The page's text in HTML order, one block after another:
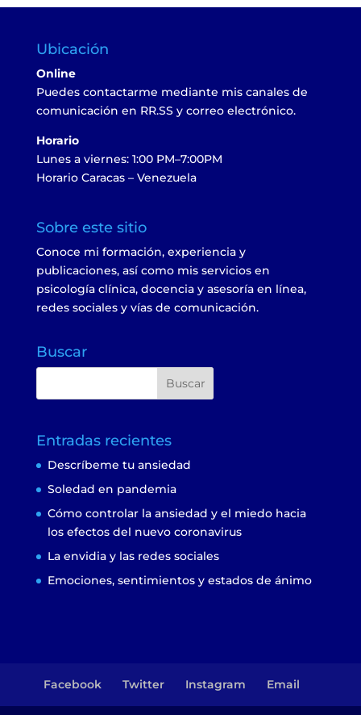
Ubicación
Online
Puedes contactarme mediante mis canales de
comunicación en RR.SS y correo electrónico.
Horario
Lunes a viernes: 1:00 PM–7:00PM
Horario Caracas – Venezuela
Sobre este sitio
Conoce mi formación, experiencia y
publicaciones, así como mis servicios en
psicología clínica, docencia y asesoría en línea,
redes sociales y vías de comunicación.
Buscar
Entradas recientes
Descríbeme tu ansiedad
Soledad en pandemia
Cómo controlar la ansiedad y el miedo hacia
los efectos del nuevo coronavirus
La envidia y las redes sociales
Emociones, sentimientos y estados de ánimo
Facebook Twitter Instagram Email